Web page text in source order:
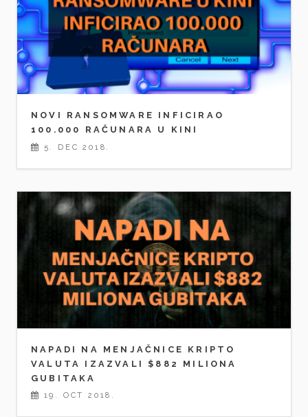
NOVI RANSOMWARE INFICIRAO
100.000 RAČUNARA U KINI
5. DEC 2018.
NAPADI NA MENJAČNICE KRIPTO
VALUTA IZAZVALI $882 MILIONA
GUBITAKA
19. OCT 2018.